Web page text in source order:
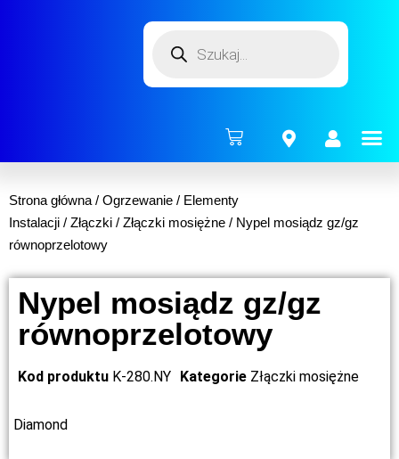
Strona główna / Ogrzewanie / Elementy
Instalacji / Złączki / Złączki mosiężne / Nypel mosiądz gz/gz
równoprzelotowy
Nypel mosiądz gz/gz
równoprzelotowy
Kod produktu K-280.NY Kategorie Złączki mosiężne
Diamond